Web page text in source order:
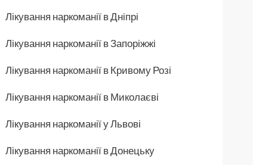
Лікування наркоманії в Дніпрі
Лікування наркоманії в Запоріжжі
Лікування наркоманії в Кривому Розі
Лікування наркоманії в Миколаєві
Лікування наркоманії у Львові
Лікування наркоманії в Донецьку